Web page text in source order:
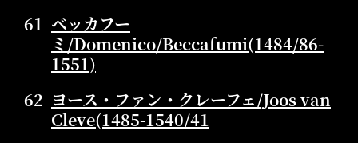
61 ベッカフー
ミ/Domenico/Beccafumi(1484/86-
1551)
62 ヨース・ファン・クレーフェ/Joos van
Cleve(1485-1540/41